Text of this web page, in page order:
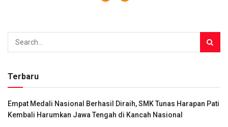
Terbaru
Empat Medali Nasional Berhasil Diraih, SMK Tunas Harapan Pati
Kembali Harumkan Jawa Tengah di Kancah Nasional